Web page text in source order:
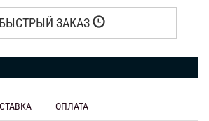
БЫСТРЫЙ ЗАКАЗ
ОПЛАТА